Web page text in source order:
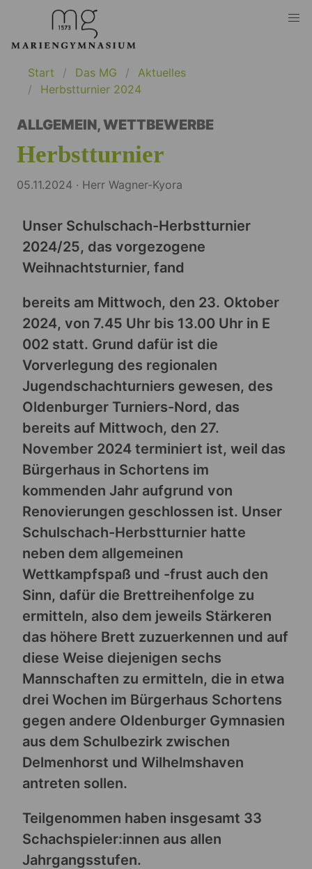
Start Das MG
Aktuelles
Herbstturnier 2024
ALLGEMEIN,WETTBEWERBE
Herbstturnier
05.11.2024 · Herr Wagner-Kyora
Unser Schulschach-Herbstturnier
2024/25, das vorgezogene
Weihnachtsturnier, fand
bereits am Mittwoch, den 23. Oktober
2024, von 7.45 Uhr bis 13.00 Uhr in E
002 statt. Grund dafür ist die
Vorverlegung des regionalen
Jugendschachturniers gewesen, des
Oldenburger Turniers-Nord, das
bereits auf Mittwoch, den 27.
November 2024 terminiert ist, weil das
Bürgerhaus in Schortens im
kommenden Jahr aufgrund von
Renovierungen geschlossen ist. Unser
Schulschach-Herbstturnier hatte
neben dem allgemeinen
Wettkampfspaß und -frust auch den
Sinn, dafür die Brettreihenfolge zu
ermitteln, also dem jeweils Stärkeren
das höhere Brett zuzuerkennen und auf
diese Weise diejenigen sechs
Mannschaften zu ermitteln, die in etwa
drei Wochen im Bürgerhaus Schortens
gegen andere Oldenburger Gymnasien
aus dem Schulbezirk zwischen
Delmenhorst und Wilhelmshaven
antreten sollen.
Teilgenommen haben insgesamt 33
Schachspieler:innen aus allen
Jahrgangsstufen.